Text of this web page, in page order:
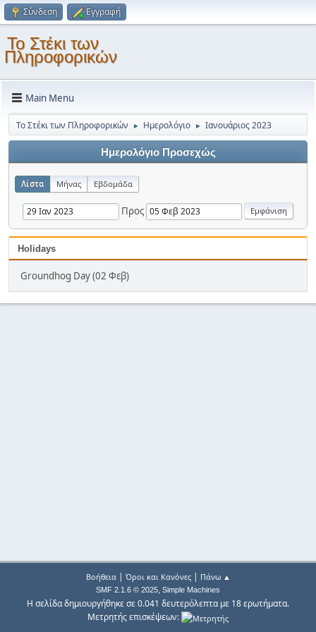
Σύνδεση Εγγραφή
Το Στέκι των
Πληροφορικών
Main Menu
Το Στέκι των Πληροφορικών ► Ημερολόγιο ► Ιανουάριος 2023
Ημερολόγιο Προσεχώς
Λίστα Μήνας Εβδομάδα
Προς
Holidays
Groundhog Day (02 Φεβ)
Βοήθεια| Όροι και Κανόνες| Πάνω ▲
SMF 2.1.6 © 2025, Simple Machines
Η σελίδα δημιουργήθηκε σε 0.041 δευτερόλεπτα με 18 ερωτήματα.
Μετρητής επισκέψεων: